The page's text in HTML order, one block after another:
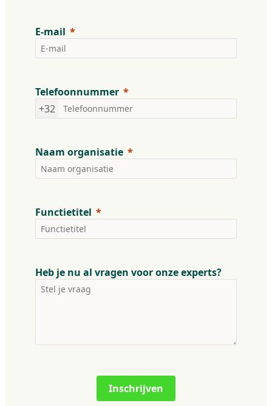
E-mail
Telefoonnummer
+32
Naam organisatie
Functietitel
Heb je nu al vragen voor onze experts?
Inschrijven